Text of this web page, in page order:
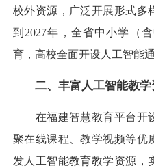
校外资源，广泛开展形式多
到2027年，全省中小学（
育，高校全面开设人工智能通
二、丰富人工智能教学
在福建智慧教育平台开
聚在线课程、教学视频等优
发人工智能教育教学资源，